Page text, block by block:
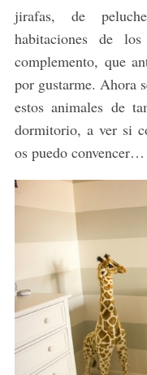
jirafas, de
habitaciones de
complemento, que
por gustarme. Ahora
estos animales de
dormitorio, a ver si
os puedo convencer…